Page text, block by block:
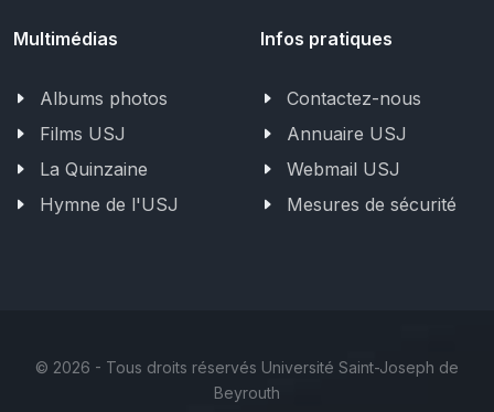
Multimédias
Albums photos
Films USJ
La Quinzaine
Hymne de l'USJ
Infos pratiques
Contactez-nous
Annuaire USJ
Webmail USJ
Mesures de sécurité
© 2026 - Tous droits réservés Université Saint-Joseph de
Beyrouth